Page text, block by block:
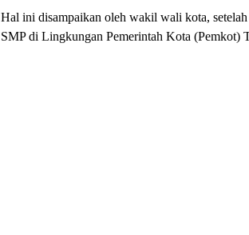
Hal ini disampaikan oleh wakil wali kota,
SMP di Lingkungan Pemerintah Kota (Pemkot)